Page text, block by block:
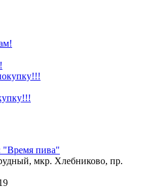
"Время пива"
мкр. Хлебниково, пр.